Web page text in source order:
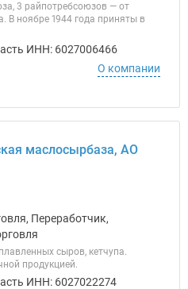
3 райпотребсоюзов — от
В ноябре 1944 года приняты в
ИНН: 6027006466
О компании
маслосырбаза, АО
Переработчик,
сыров, кетчупа.
продукцией.
ИНН: 6027022274